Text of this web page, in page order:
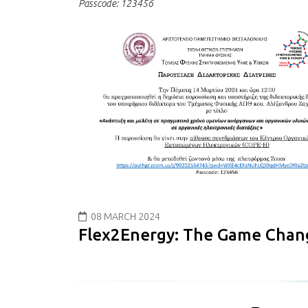
Passcode: 123456
08 MARCH 2024
Flex2Energy: Τhe Game